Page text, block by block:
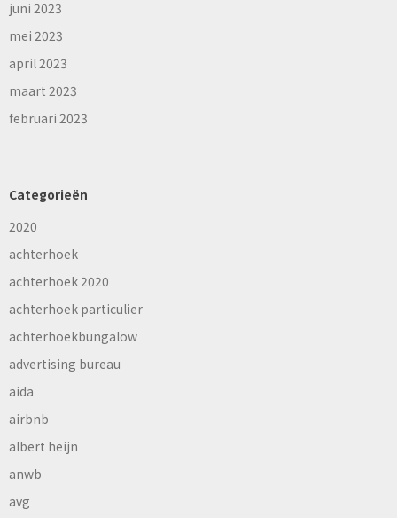
juni 2023
mei 2023
april 2023
maart 2023
februari 2023
Categorieën
2020
achterhoek
achterhoek 2020
achterhoek particulier
achterhoekbungalow
advertising bureau
aida
airbnb
albert heijn
anwb
avg